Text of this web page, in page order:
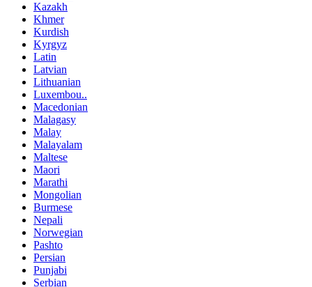
Kazakh
Khmer
Kurdish
Kyrgyz
Latin
Latvian
Lithuanian
Luxembou..
Macedonian
Malagasy
Malay
Malayalam
Maltese
Maori
Marathi
Mongolian
Burmese
Nepali
Norwegian
Pashto
Persian
Punjabi
Serbian